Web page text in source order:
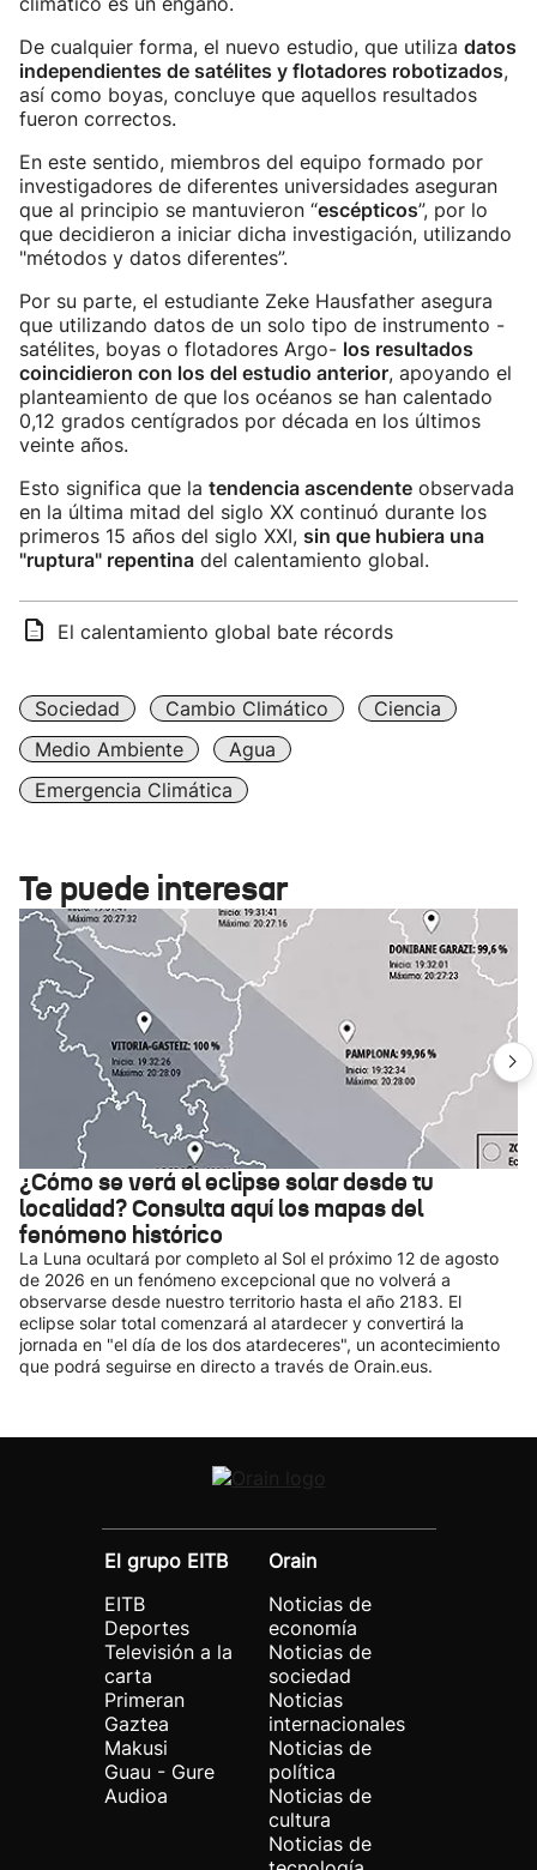
De cualquier forma, el nuevo estudio, que utiliza datos
independientes de satélites y flotadores robotizados,
así como boyas, concluye que aquellos resultados
fueron correctos.
En este sentido, miembros del equipo formado por
investigadores de diferentes universidades aseguran
que al principio se mantuvieron “escépticos”, por lo
que decidieron a iniciar dicha investigación, utilizando
"métodos y datos diferentes”.
Por su parte, el estudiante Zeke Hausfather asegura
que utilizando datos de un solo tipo de instrumento -
satélites, boyas o flotadores Argo- los resultados
coincidieron con los del estudio anterior, apoyando el
planteamiento de que los océanos se han calentado
0,12 grados centígrados por década en los últimos
veinte años.
Esto significa que la tendencia ascendente observada
en la última mitad del siglo XX continuó durante los
primeros 15 años del siglo XXI, sin que hubiera una
"ruptura" repentina del calentamiento global.
El calentamiento global bate récords
Sociedad Cambio Climático
Ciencia
Medio Ambiente
Agua
Emergencia Climática
Te puede interesar
¿Cómo se verá el eclipse solar desde tu
localidad? Consulta aquí los mapas del
fenómeno histórico
La Luna ocultará por completo al Sol el próximo 12 de agosto
de 2026 en un fenómeno excepcional que no volverá a
observarse desde nuestro territorio hasta el año 2183. El
eclipse solar total comenzará al atardecer y convertirá la
jornada en "el día de los dos atardeceres", un acontecimiento
que podrá seguirse en directo a través de Orain.eus.
El grupo EITB
EITB
Deportes
Televisión a la
carta
Primeran
Gaztea
Makusi
Guau - Gure
Audioa
Orain
Noticias de
economía
Noticias de
sociedad
Noticias
internacionales
Noticias de
política
Noticias de
cultura
Noticias de